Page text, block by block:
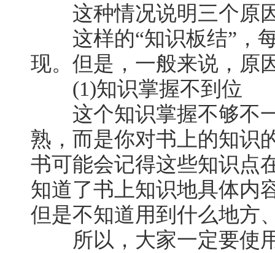
这种情况说明三个原
这样的“知识板结”，
现。但是，一般来说，
(1)知识掌握不到位
这个知识掌握不够不
熟，而是你对书上的知识
书可能会记得这些知识点
知道了书上知识地具体内
但是不知道用到什么地方
所以，大家一定要使用